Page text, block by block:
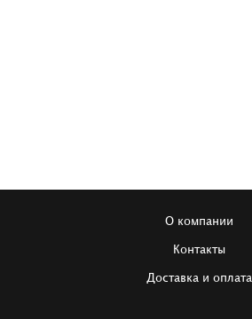
О компании
Контакты
Доставка и оплата